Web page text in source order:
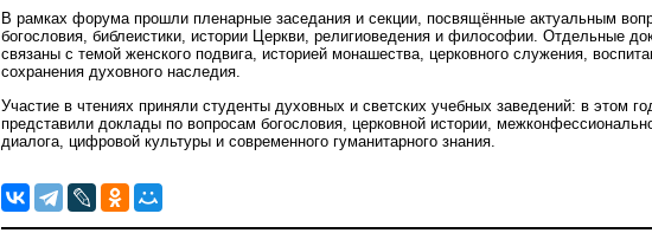
В рамках форума прошли пленарные заседания и секции, посвящённые актуальным
богословия, библеистики, истории Церкви, религиоведения и философии. Отдельные
связаны с темой женского подвига, историей монашества, церковного служения,
сохранения духовного наследия.
Участие в чтениях приняли студенты духовных и светских учебных заведений: в этом
представили доклады по вопросам богословия, церковной истории,
диалога, цифровой культуры и современного гуманитарного знания.